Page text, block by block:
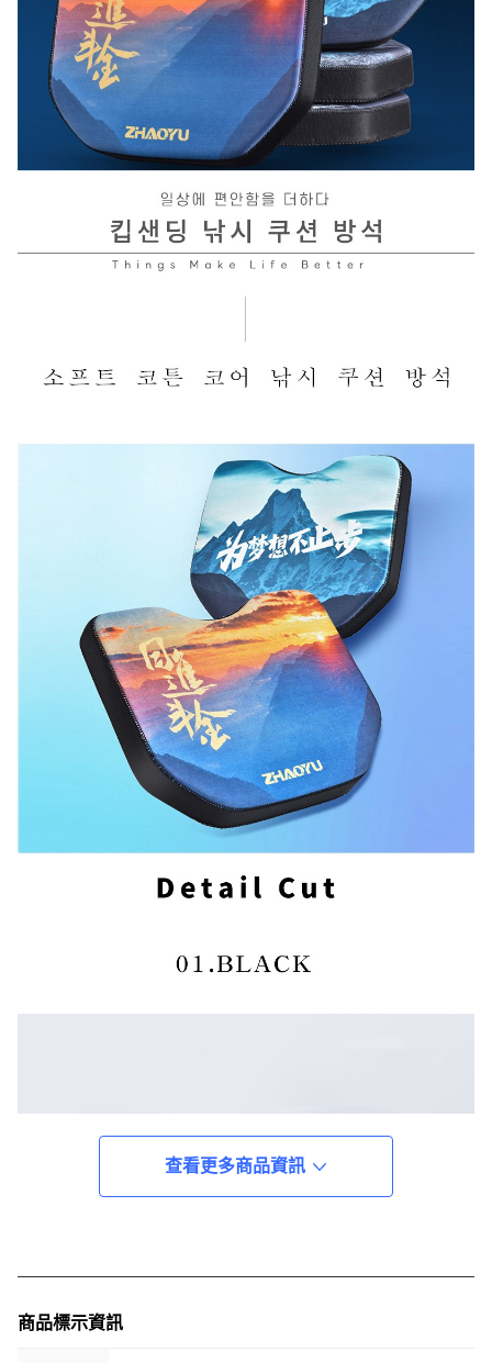
查看更多商品資訊
商品標示資訊